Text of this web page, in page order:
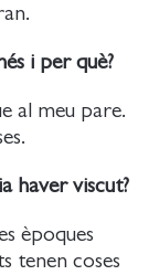
i per què?
al meu pare.
haver viscut?
èpoques
tenen coses